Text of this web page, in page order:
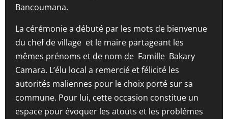
Bancoumana.
La cérémonie a débuté par les mots de bienvenue
du chef de village et le maire partageant les
mêmes prénoms et de nom de Famille Bakary
Camara. L’élu local a remercié et félicité les
autorités maliennes pour le choix porté sur sa
commune. Pour lui, cette occasion constitue un
espace pour évoquer les atouts et les problèmes